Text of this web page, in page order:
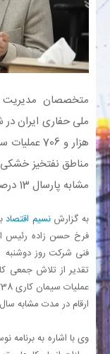
متخصصان
ملی حفاری ایران
هزار و 706
مناطق نفتخیز خشکی
مشابه پارسال 13 درصد افزایش دارد.
به گزارشنسیم اقتصاد
فرخ حسن زاده رئیس
تقدیر از تلاش جمعی
ارقام در مدت مشابه سال گذشته به
وی با اشاره به برنامه